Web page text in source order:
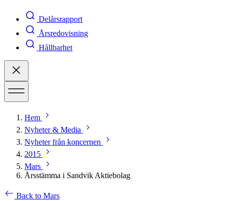
Delårsrapport
Årsredovisning
Hållbarhet
Hem
Nyheter & Media
Nyheter från koncernen
2015
Mars
Årsstämma i Sandvik Aktiebolag
Back to Mars